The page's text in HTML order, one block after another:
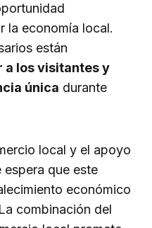
la economía local.
están
a los visitantes y
única durante
local y el apoyo
espera que este
económico
combinación del